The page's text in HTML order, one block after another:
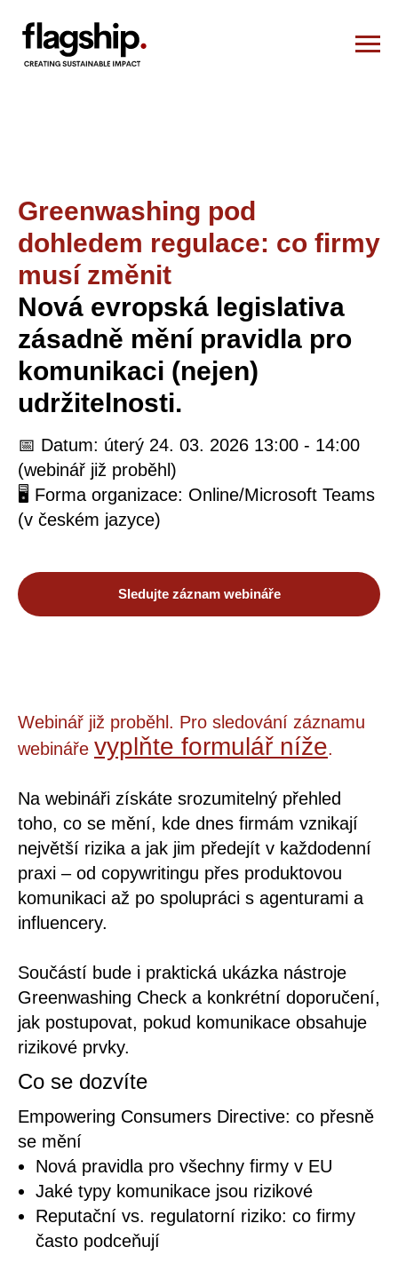
Greenwashing pod
dohledem regulace: co firmy
musí změnit
Nová evropská legislativa
zásadně mění pravidla pro
komunikaci (nejen)
udržitelnosti.
📅 Datum: úterý 24. 03. 2026 13:00 - 14:00
(webinář již proběhl)
🖥️ Forma organizace: Online/Microsoft Teams
(v českém jazyce)
Sledujte záznam webináře
Webinář již proběhl. Pro sledování záznamu
webináře vyplňte formulář níže.
Na webináři získáte srozumitelný přehled
toho, co se mění, kde dnes firmám vznikají
největší rizika a jak jim předejít v každodenní
praxi – od copywritingu přes produktovou
komunikaci až po spolupráci s agenturami a
influencery.
Součástí bude i praktická ukázka nástroje
Greenwashing Check a konkrétní doporučení,
jak postupovat, pokud komunikace obsahuje
rizikové prvky.
Co se dozvíte
Empowering Consumers Directive: co přesně
se mění
Nová pravidla pro všechny firmy v EU
Jaké typy komunikace jsou rizikové
Reputační vs. regulatorní riziko: co firmy
často podceňují